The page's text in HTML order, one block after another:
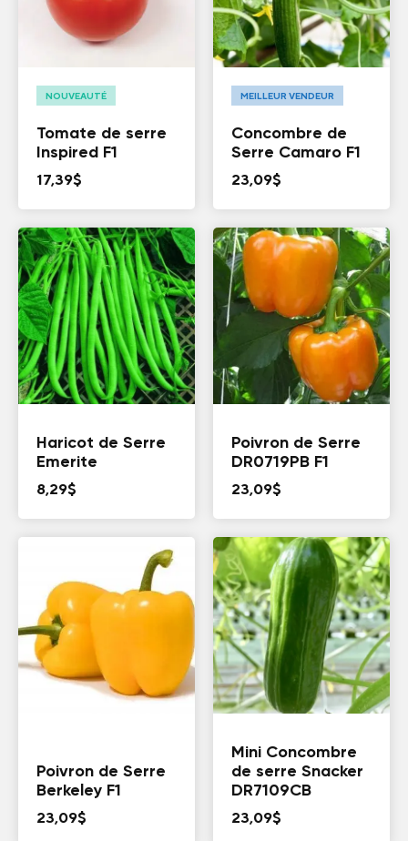
NOUVEAUTÉ
Tomate de serre
Inspired F1
17,39$
MEILLEUR VENDEUR
Concombre de
Serre Camaro F1
23,09$
Haricot de Serre
Emerite
8,29$
Poivron de Serre
DR0719PB F1
23,09$
Poivron de Serre
Berkeley F1
23,09$
Mini Concombre
de serre Snacker
DR7109CB
23,09$